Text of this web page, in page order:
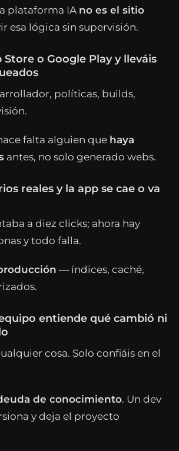
plataforma IA no es el sitio
esa lógica sin supervisión.
Store o Google Play y lleváis
políticas, builds,
falta alguien que haya
antes, no solo generado webs.
reales y la app se cae o va
a diez clicks; ahora hay
y todo falla.
— índices, caché,
entiende qué cambió ni
cosa. Solo confiáis en el
de conocimiento. Un dev
y deja el proyecto